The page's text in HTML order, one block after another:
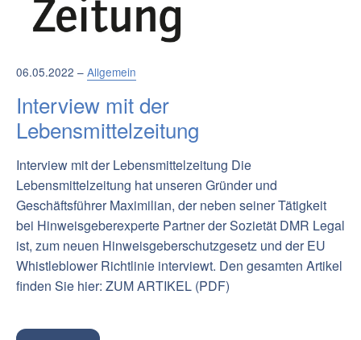
06.05.2022 – Allgemein
Interview mit der
Lebensmittelzeitung
Interview mit der Lebensmittelzeitung Die
Lebensmittelzeitung hat unseren Gründer und
Geschäftsführer Maximilian, der neben seiner Tätigkeit
bei Hinweisgeberexperte Partner der Sozietät DMR Legal
ist, zum neuen Hinweisgeberschutzgesetz und der EU
Whistleblower Richtlinie interviewt. Den gesamten Artikel
finden Sie hier: ZUM ARTIKEL (PDF)